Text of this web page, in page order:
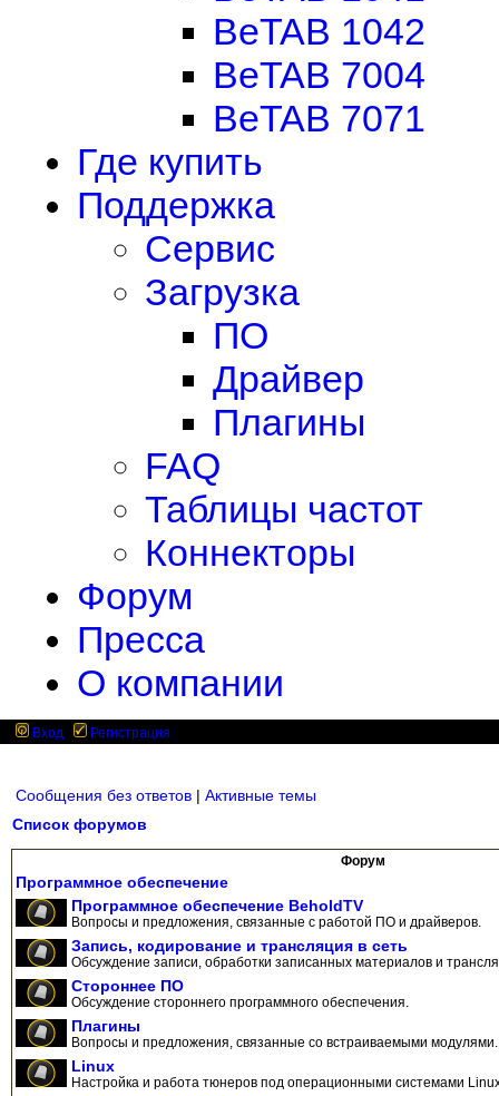
BeTAB 1042
BeTAB 7004
BeTAB 7071
Где купить
Поддержка
Сервис
Загрузка
ПО
Драйвер
Плагины
FAQ
Таблицы частот
Коннекторы
Форум
Пресса
О компании
Вход Регистрация
Сообщения без ответов | Активные темы
Список форумов
Форум
Программное обеспечение
Программное обеспечение BeholdTV
Вопросы и предложения, связанные с работой ПО и драйверов.
Запись, кодирование и трансляция в сеть
Обсуждение записи, обработки записанных материалов и
Стороннее ПО
Обсуждение стороннего программного обеспечения.
Плагины
Вопросы и предложения, связанные со встраиваемыми модулями.
Linux
Настройка и работа тюнеров под операционными системами